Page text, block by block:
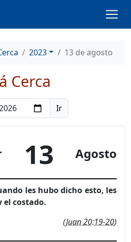
2023 13 de agosto
Cerca
13 Agosto
les hubo dicho esto, les
el costado.
(Juan 20:19-20)